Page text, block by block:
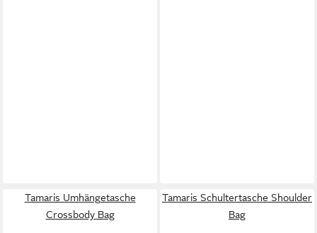
Tamaris Umhängetasche
Crossbody Bag
Tamaris Schultertasche Shoulder
Bag